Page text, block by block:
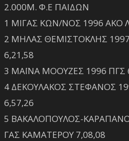
2.000Μ. Φ.Ε ΠΑΙΔΩΝ
1 ΜΙΓΑΣ ΚΩΝ/ΝΟΣ 1996 ΑΚΟ
2 ΜΗΛΑΣ ΘΕΜΙΣΤΟΚΛΗΣ
6,21,58
3 ΜΑΪΝΑ ΜΟΟΥΖΕΣ 1996 ΠΓΣ
4 ΔΕΚΟΥΛΑΚΟΣ ΣΤΕΦΑΝΟΣ
6,57,26
5 ΒΑΚΑΛΟΠΟΥΛΟΣ-
ΓΑΣ ΚΑΜΑΤΕΡΟΥ 7,08,08